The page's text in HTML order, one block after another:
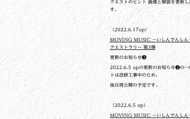
クエストのヒント 画像と解説を更新し
す。
（2022.6.17up）
MOVING MUSIC ～いしんでんしん
クエストラリー 第3弾
更新のお知らせ❸
2022.6.5 upの更新のお知らせ❷の一
トは改修工事中のため、
後日再公開の予定です。
（2022.6.5 up）
MOVING MUSIC ～いしんでんしん